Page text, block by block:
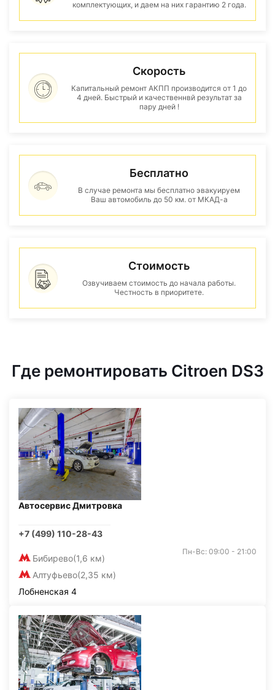
комплектующих, и даем на них гарантию 2 года.
Скорость
Капитальный ремонт АКПП производится от 1 до
4 дней. Быстрый и качественнвй результат за
пару дней !
Бесплатно
В случае ремонта мы бесплатно эвакуируем
Ваш автомобиль до 50 км. от МКАД-а
Стоимость
Озвучиваем стоимость до начала работы.
Честность в приоритете.
Где ремонтировать Citroen DS3
Автосервис Дмитровка
+7 (499) 110-28-43
Бибирево(1,6 км)
Алтуфьево(2,35 км)
Пн-Вс: 09:00 - 21:00
Лобненская 4